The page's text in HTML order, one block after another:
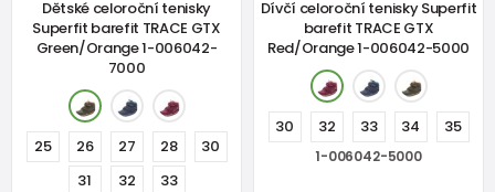
Dětské celoroční tenisky
Superfit barefit TRACE GTX
Green/Orange 1-006042-
7000
25 26 27 28
30
31
32 33
Dívčí celoroční tenisky Superfit
barefit TRACE GTX
Red/Orange 1-006042-5000
30 32 33 34 35
1-006042-5000